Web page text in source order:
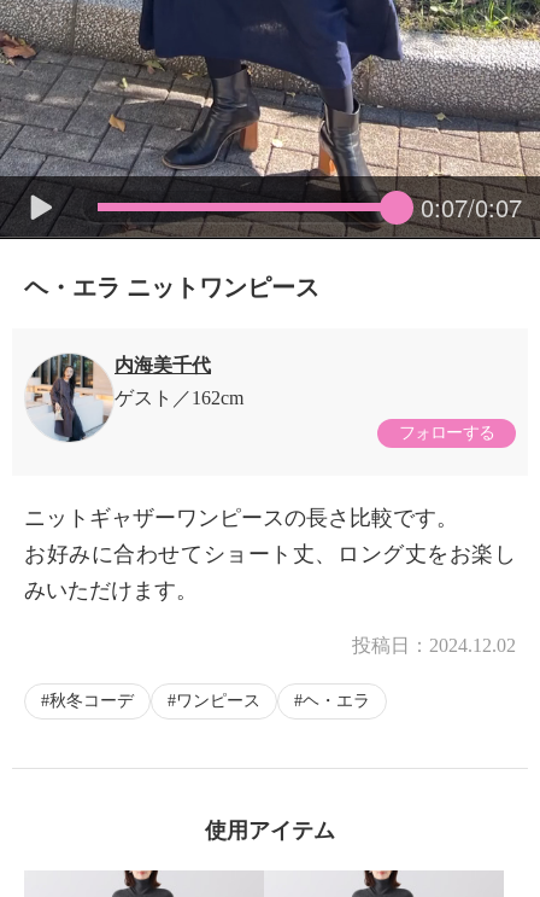
0:07/0:07
ヘ・エラ ニットワンピース
内海美千代
ゲスト
162cm
フォローする
ニットギャザーワンピースの長さ比較です。
お好みに合わせてショート丈、ロング丈をお楽し
みいただけます。
投稿日： 2024.12.02
秋冬コーデ ワンピース ヘ・エラ
使用アイテム